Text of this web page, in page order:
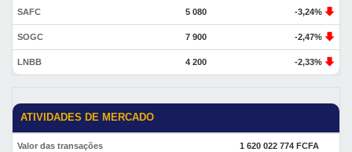
SAFC 5 080 -3,24%
SOGC 7 900 -2,47%
LNBB 4 200 -2,33%
ATIVIDADES DE MERCADO
Valor das transações 1 620 022 774 FCFA